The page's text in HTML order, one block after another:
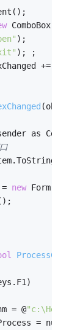
ComboBox();
);
); ;
+=
(object
as
=
new Form();
ProcessCmdKey
= @
= null;